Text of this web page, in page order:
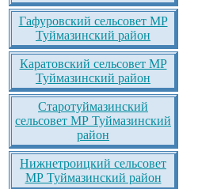
Гафуровский сельсовет МР
Туймазинский район
Каратовский сельсовет МР
Туймазинский район
Старотуймазинский
сельсовет МР Туймазинский
район
Нижнетроицкий сельсовет
МР Туймазинский район